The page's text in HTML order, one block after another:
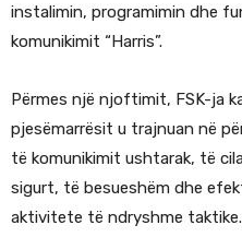
instalimin, programimin dhe
komunikimit “Harris”.
Përmes një njoftimit, FSK-ja
pjesëmarrësit u trajnuan në
të komunikimit ushtarak, të
sigurt, të besueshëm dhe
aktivitete të ndryshme taktike.